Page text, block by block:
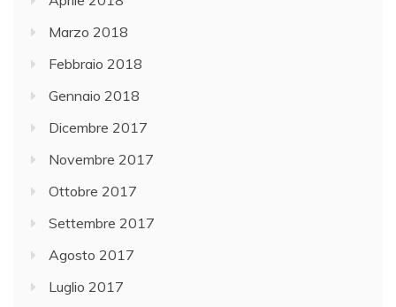
Marzo 2018
Febbraio 2018
Gennaio 2018
Dicembre 2017
Novembre 2017
Ottobre 2017
Settembre 2017
Agosto 2017
Luglio 2017